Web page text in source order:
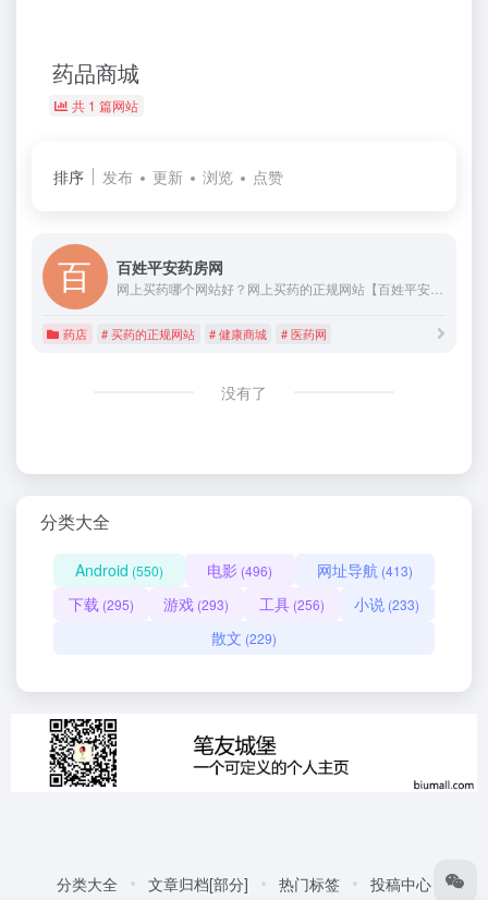
药品商城
共 1 篇网站
排序 发布 更新 浏览 点赞
百姓平安药房网
药店 # 买药的正规网站 # 健康商城 # 医药网
没有了
分类大全
Android (550) 电影 (496) 网址导航 (413)
下载 (295) 游戏 (293) 工具(256) 小说 (233)
散文 (229)
分类大全 文章归档[部分] 热门标签 投稿中心